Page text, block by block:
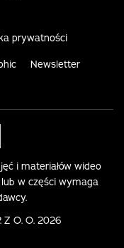
prywatności
Newsletter
i materiałów wideo
w części wymaga
Z O. O. 2026